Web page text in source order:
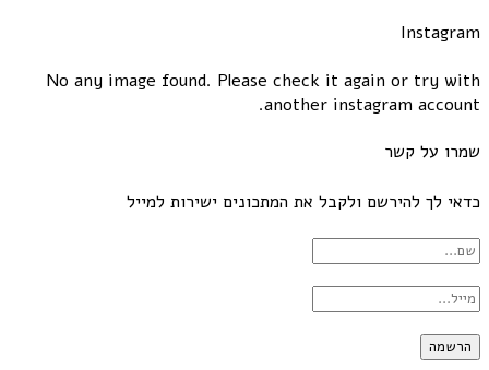
Instagram
No any image found. Please check it again or try with
another instagram account.
שמרו על קשר
כדאי לך להירשם ולקבל את המתכונים ישירות למייל